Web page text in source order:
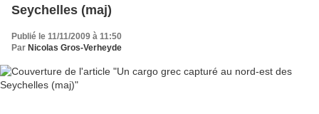
Seychelles (maj)
Publié le 11/11/2009 à 11:50
Par Nicolas Gros-Verheyde